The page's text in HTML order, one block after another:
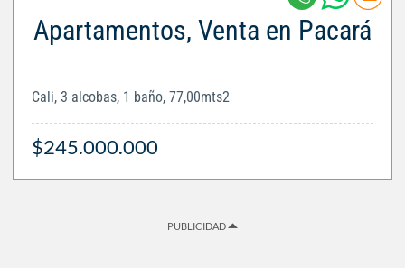
Apartamentos, Venta en Pacará
Cali, 3 alcobas, 1 baño, 77,00mts2
$245.000.000
PUBLICIDAD